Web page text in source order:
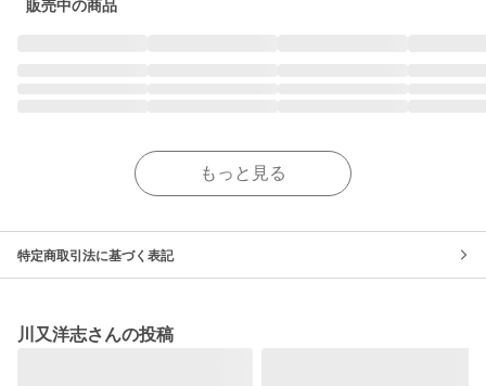
販売中の商品
もっと見る
特定商取引法に基づく表記
川又洋志さんの投稿